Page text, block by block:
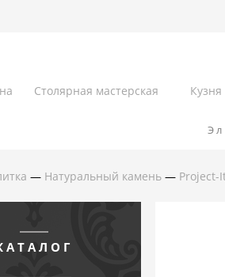
Столярная мастерская Кузня
— Натуральный камень — Project-